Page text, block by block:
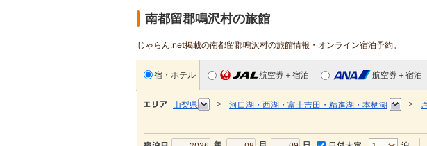
南都留郡鳴沢村の旅館
じゃらん.net掲載の南都留郡鳴沢村の旅館情報・オンライン宿泊予約。
宿・ホテル 航空券＋宿泊 航空券＋宿泊
山梨県 ＞ 河口湖・西湖・富士吉田・精進湖・本栖湖 ＞